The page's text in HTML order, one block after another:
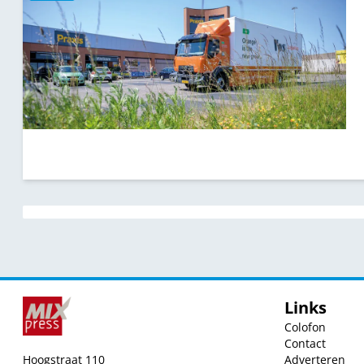
Hoogstraat 110
Links
Colofon
Contact
Adverteren